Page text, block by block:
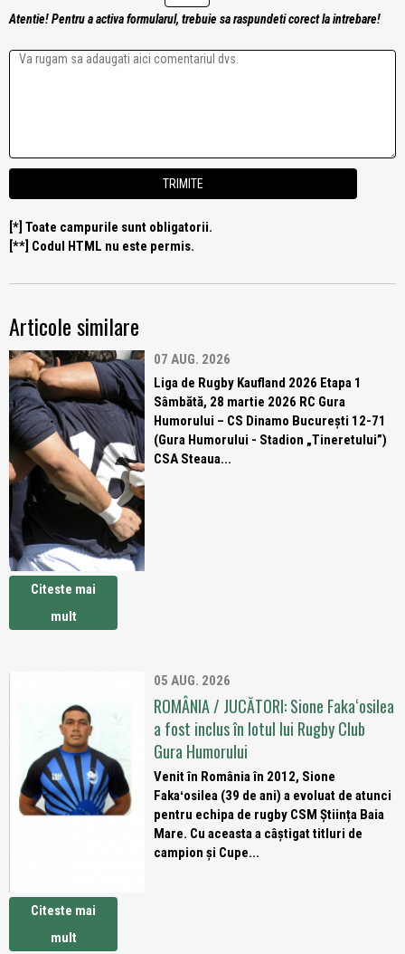
Atentie! Pentru a activa formularul, trebuie sa raspundeti corect la intrebare!
[*] Toate campurile sunt obligatorii.
[**] Codul HTML nu este permis.
Articole similare
07 AUG. 2026
Liga de Rugby Kaufland 2026 Etapa 1
Sâmbătă, 28 martie 2026 RC Gura
Humorului – CS Dinamo București 12-71
(Gura Humorului - Stadion „Tineretului”)
CSA Steaua...
Citeste mai
mult
05 AUG. 2026
ROMÂNIA / JUCĂTORI: Sione Fakaʻosilea
a fost inclus în lotul lui Rugby Club
Gura Humorului
Venit în România în 2012, Sione
Fakaʻosilea (39 de ani) a evoluat de atunci
pentru echipa de rugby CSM Știința Baia
Mare. Cu aceasta a câștigat titluri de
campion și Cupe...
Citeste mai
mult